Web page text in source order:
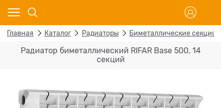
Главная Каталог Радиаторы Биметаллические
Радиатор биметаллический RIFAR Base 500, 14
секций